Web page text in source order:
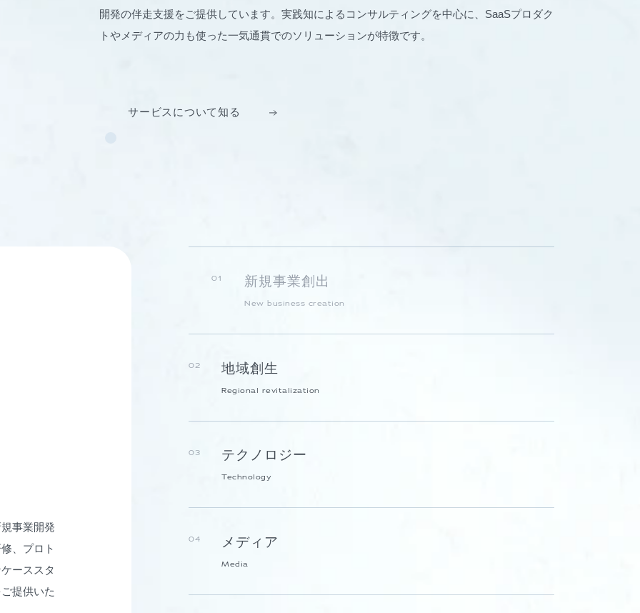
開発の伴走支援をご提供しています。実践知によるコンサルティングを中心に、SaaSプロダク
トやメディアの力も使った一気通貫でのソリューションが特徴です。
サービスについて知る
事業開発
、プロト
ーススタ
提供いた
01 新規事業創出
New business creation
02 地域創生
Regional revitalization
03 テクノロジー
Technology
04 メディア
Media